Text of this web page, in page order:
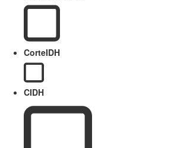
CorteIDH
CIDH